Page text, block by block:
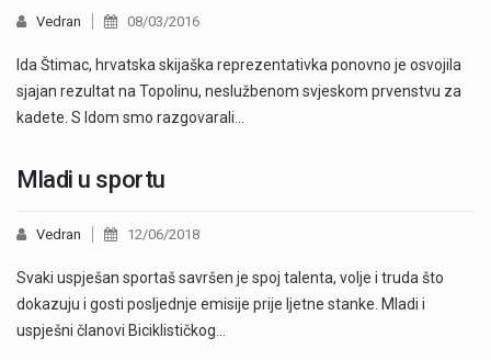
Vedran 08/03/2016
Ida Štimac, hrvatska skijaška reprezentativka ponovno je osvojila
sjajan rezultat na Topolinu, neslužbenom svjeskom prvenstvu za
kadete. S Idom smo razgovarali…
Mladi u sportu
Vedran 12/06/2018
Svaki uspješan sportaš savršen je spoj talenta, volje i truda što
dokazuju i gosti posljednje emisije prije ljetne stanke. Mladi i
uspješni članovi Biciklističkog…